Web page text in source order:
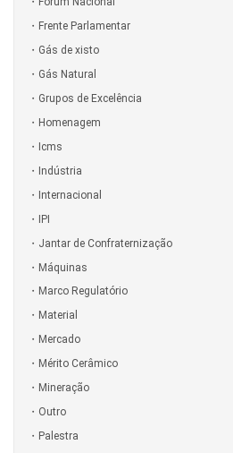
Frente Parlamentar
Gás de xisto
Gás Natural
Grupos de Excelência
Homenagem
Icms
Indústria
Internacional
IPI
Jantar de Confraternização
Máquinas
Marco Regulatório
Material
Mercado
Mérito Cerâmico
Mineração
Outro
Palestra